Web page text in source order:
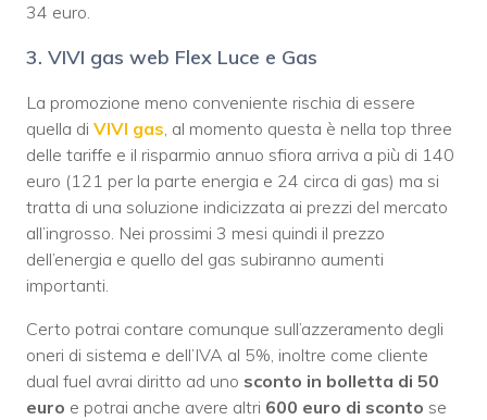
34 euro.
3. VIVI gas web Flex Luce e Gas
La promozione meno conveniente rischia di essere
quella di VIVI gas, al momento questa è nella top three
delle tariffe e il risparmio annuo sfiora arriva a più di 140
euro (121 per la parte energia e 24 circa di gas) ma si
tratta di una soluzione indicizzata ai prezzi del mercato
all’ingrosso. Nei prossimi 3 mesi quindi il prezzo
dell’energia e quello del gas subiranno aumenti
importanti.
Certo potrai contare comunque sull’azzeramento degli
oneri di sistema e dell’IVA al 5%, inoltre come cliente
dual fuel avrai diritto ad uno sconto in bolletta di 50
euro e potrai anche avere altri 600 euro di sconto se